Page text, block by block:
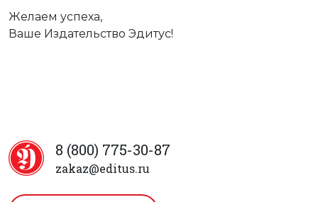
Желаем успеха,
Ваше Издательство Эдитус!
8 (800) 775-30-87
zakaz@editus.ru